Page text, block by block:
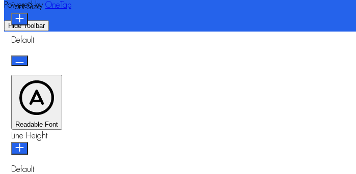
Powered by OneTap
Hide Toolbar
Font Size
Default
Readable Font
Line Height
Default